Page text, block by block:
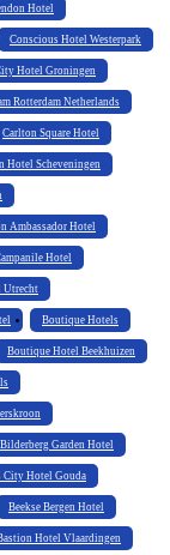
Hotel
Conscious Hotel Westerpark
Hotel Groningen
Rotterdam Netherlands
Carlton Square Hotel
Hotel Scheveningen
Ambassador Hotel
Hotel
Utrecht
Boutique Hotels
Boutique Hotel Beekhuizen
Bilderberg Garden Hotel
City Hotel Gouda
Beekse Bergen Hotel
Hotel Vlaardingen